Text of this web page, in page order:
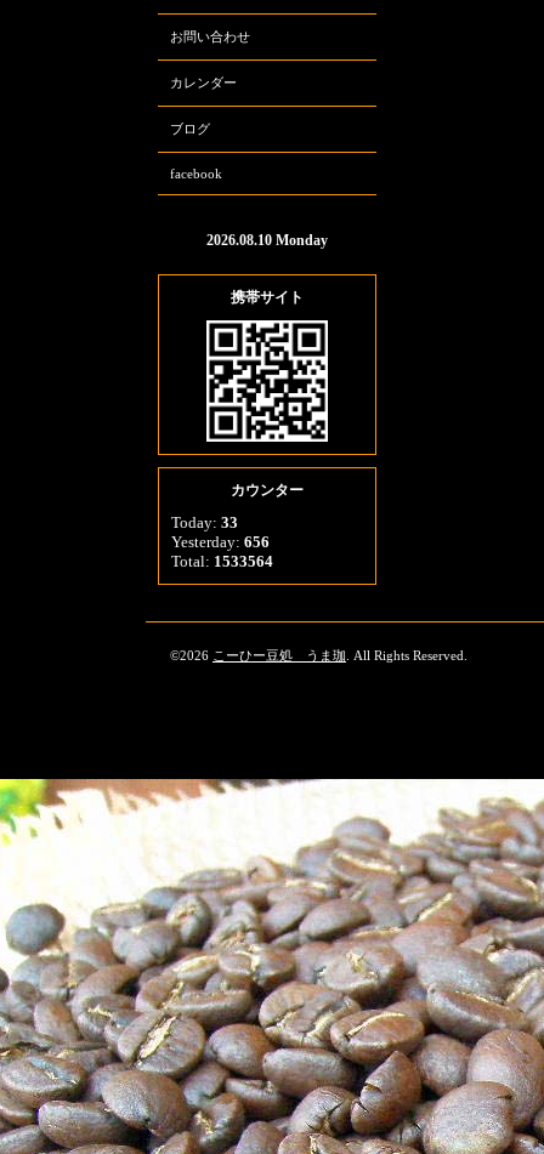
お問い合わせ
カレンダー
ブログ
facebook
2026.08.10 Monday
携帯サイト
カウンター
Today: 33
Yesterday: 656
Total: 1533564
©2026 こーひー豆処 うま珈 . All Rights Reserved.